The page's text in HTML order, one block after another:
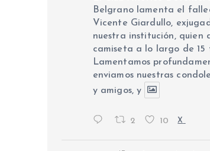
Belgrano lamenta el
Vicente Giardullo,
nuestra institución, quien
camiseta a lo largo de 15
Lamentamos
enviamos nuestras
y amigos, y
2 10 X